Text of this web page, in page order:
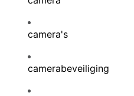
camera's
camerabeveiliging